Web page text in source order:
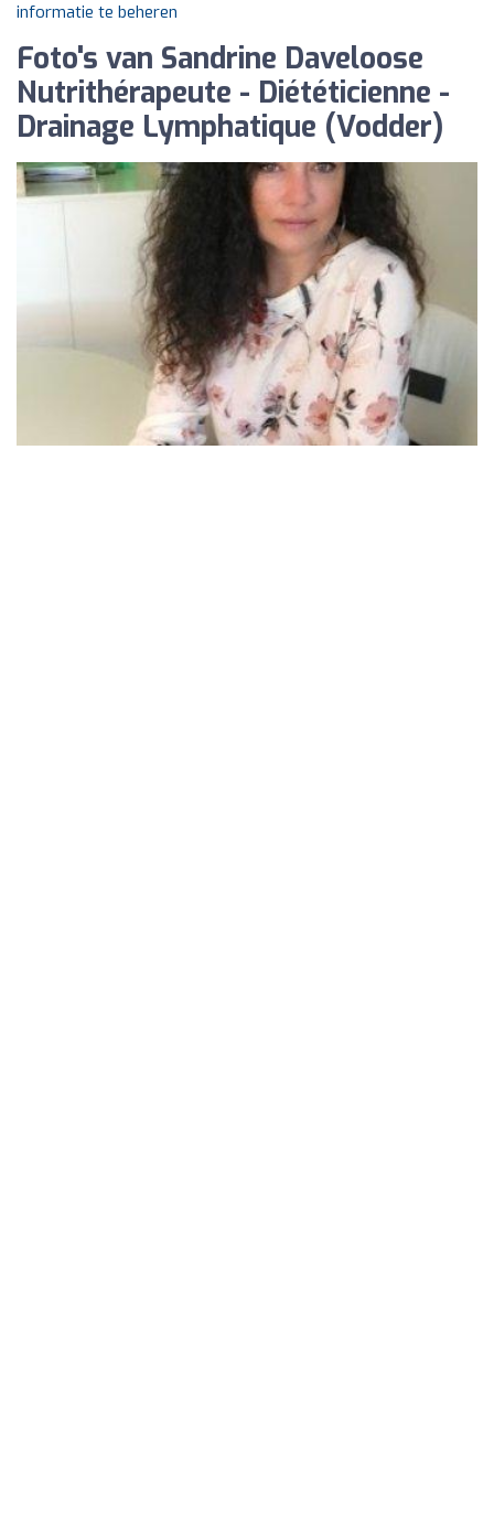
informatie te beheren
Foto's van Sandrine Daveloose
Nutrithérapeute - Diététicienne -
Drainage Lymphatique (Vodder)